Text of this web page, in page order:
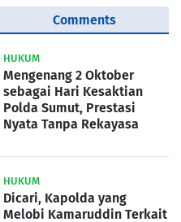
Comments
HUKUM
Mengenang 2 Oktober
sebagai Hari Kesaktian
Polda Sumut, Prestasi
Nyata Tanpa Rekayasa
HUKUM
Dicari, Kapolda yang
Melobi Kamaruddin Terkait